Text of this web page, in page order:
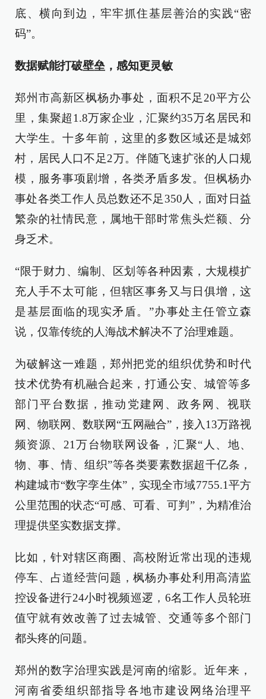
底、横向到边，牢牢抓住基层善治的实践“密
码”。
数据赋能打破壁垒，感知更灵敏
郑州市高新区枫杨办事处，面积不足20平方公
里，集聚超1.8万家企业，汇聚约35万名居民和
大学生。十多年前，这里的多数区域还是城郊
村，居民人口不足2万。伴随飞速扩张的人口规
模，服务事项剧增，各类矛盾多发。但枫杨办
事处各类工作人员总数还不足350人，面对日益
繁杂的社情民意，属地干部时常焦头烂额、分
身乏术。
“限于财力、编制、区划等各种因素，大规模扩
充人手不太可能，但辖区事务又与日俱增，这
是基层面临的现实矛盾。”办事处主任管立森
说，仅靠传统的人海战术解决不了治理难题。
为破解这一难题，郑州把党的组织优势和时代
技术优势有机融合起来，打通公安、城管等多
部门平台数据，推动党建网、政务网、视联
网、物联网、数联网“五网融合”，接入13万路视
频资源、21万台物联网设备，汇聚“人、地、
物、事、情、组织”等各类要素数据超千亿条，
构建城市“数字孪生体”，实现全市域7755.1平方
公里范围的状态“可感、可看、可判”，为精准治
理提供坚实数据支撑。
比如，针对辖区商圈、高校附近常出现的违规
停车、占道经营问题，枫杨办事处利用高清监
控设备进行24小时视频巡逻，6名工作人员轮班
值守就有效改善了过去城管、交通等多个部门
都头疼的问题。
郑州的数字治理实践是河南的缩影。近年来，
河南省委组织部指导各地市建设网络治理平